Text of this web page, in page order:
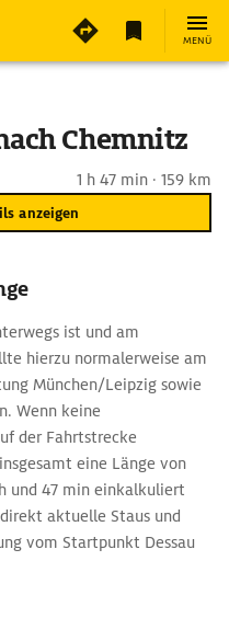
MENÜ
Chemnitz
1 h 47 min · 159 km
anzeigen
ist und am
hierzu normalerweise am
München/Leipzig sowie
Wenn keine
der Fahrtstrecke
eine Länge von
und 47 min einkalkuliert
aktuelle Staus und
vom Startpunkt Dessau